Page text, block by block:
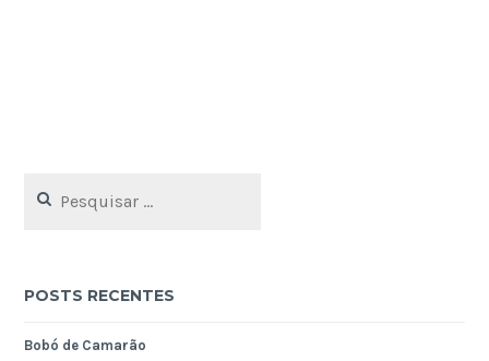
por:
POSTS RECENTES
Bobó de Camarão